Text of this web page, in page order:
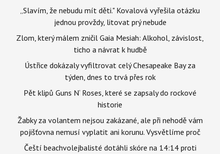
„Slavím, že nebudu mít děti." Kovalová vyřešila otázku
jednou provždy, litovat prý nebude
Zlom, který málem zničil Gaia Mesiah: Alkohol, závislost,
ticho a návrat k hudbě
Ústřice dokázaly vyfiltrovat celý Chesapeake Bay za
týden, dnes to trvá přes rok
Pět klipů Guns N‘ Roses, které se zapsaly do rockové
historie
Žabky za volantem nejsou zakázané, ale při nehodě vám
pojišťovna nemusí vyplatit ani korunu. Vysvětlíme proč
Čeští beachvolejbalisté dotáhli skóre na 14:14 proti